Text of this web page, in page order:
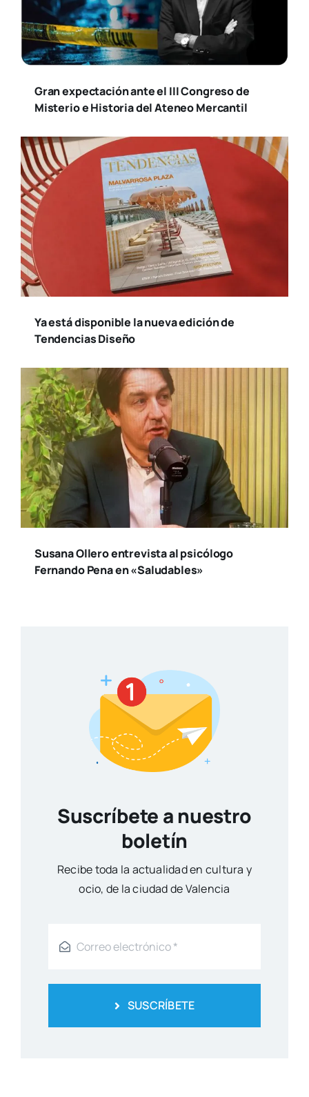
Gran expectación ante el III Congreso de
Misterio e Historia del Ateneo Mercantil
Ya está disponible la nueva edición de
Tendencias Diseño
Susana Ollero entrevista al psicólogo
Fernando Pena en «Saludables»
Suscríbete a nuestro
boletín
Reci­be toda la actua­li­dad en cul­tu­ra y
ocio, de la ciu­dad de Valen­cia
SUSCRÍBETE